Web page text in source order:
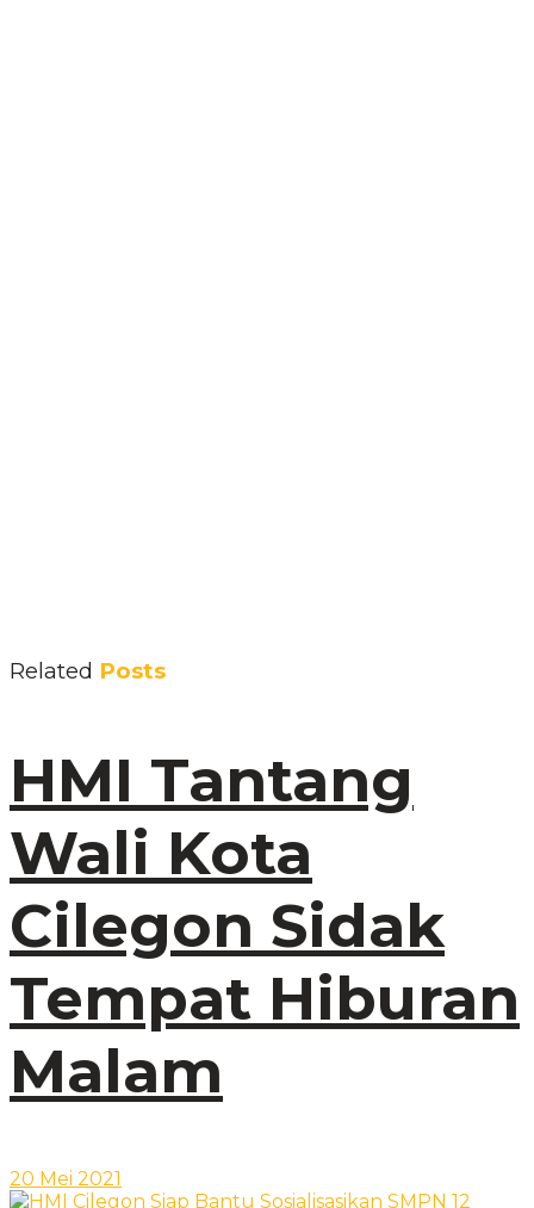
Related Posts
HMI Tantang
Wali Kota
Cilegon Sidak
Tempat Hiburan
Malam
20 Mei 2021